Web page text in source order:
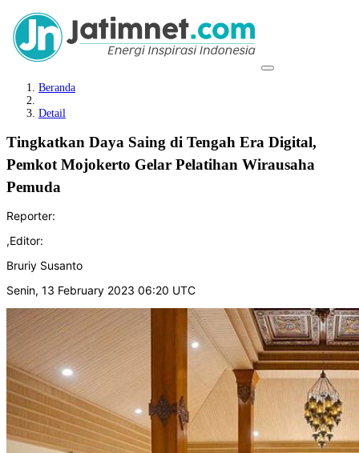
Beranda
Detail
Tingkatkan Daya Saing di Tengah Era Digital,
Pemkot Mojokerto Gelar Pelatihan Wirausaha
Pemuda
Reporter:
,Editor:
Bruriy Susanto
Senin, 13 February 2023 06:20 UTC